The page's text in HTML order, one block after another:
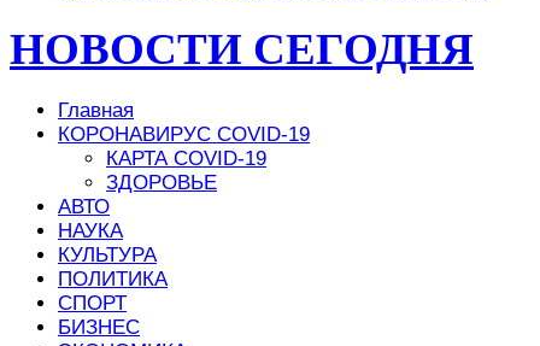
НОВОСТИ СЕГОДНЯ
Главная
КОРОНАВИРУС COVID-19
КАРТА COVID-19
ЗДОРОВЬЕ
АВТО
НАУКА
КУЛЬТУРА
ПОЛИТИКА
СПОРТ
БИЗНЕС